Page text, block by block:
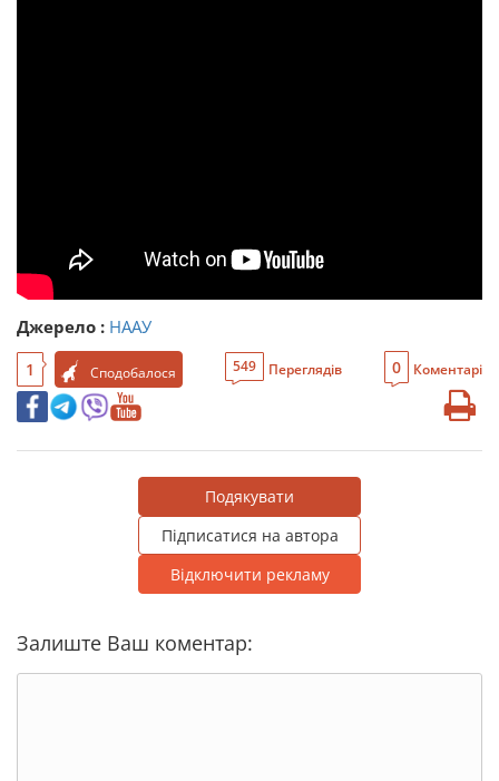
Джерело : НААУ
1 Сподобалося 549 Переглядів 0 Коментарі
Подякувати
Підписатися на автора
Відключити рекламу
Залиште Ваш коментар: